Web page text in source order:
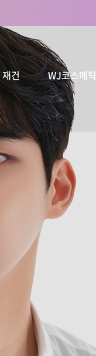
재건 WJ코스메틱